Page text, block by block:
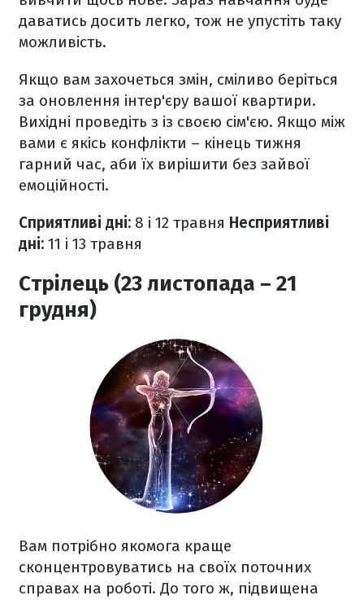
даватись досить легко, тож не упустіть таку
можливість.
Якщо вам захочеться змін, сміливо беріться
за оновлення інтер'єру вашої квартири.
Вихідні проведіть з із своєю сім'єю. Якщо між
вами є якісь конфлікти – кінець тижня
гарний час, аби їх вирішити без зайвої
емоційності.
Сприятливі дні: 8 і 12 травня Несприятливі
дні: 11 і 13 травня
Стрілець (23 листопада – 21
грудня)
Вам потрібно якомога краще
сконцентровуватись на своїх поточних
справах на роботі. До того ж, підвищена